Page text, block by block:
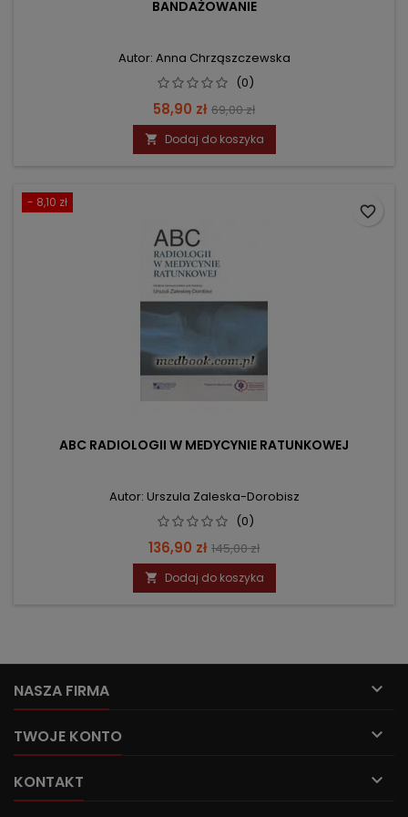
BANDAŻOWANIE
Autor: Anna Chrząszczewska
(0)
Cena
58,90 zł Cena
podstawowa
69,00 zł
 Dodaj do koszyka
- 8,10 zł
ABC RADIOLOGII W MEDYCYNIE RATUNKOWEJ
Autor: Urszula Zaleska-Dorobisz
(0)
Cena
136,90 zł Cena
podstawowa
145,00 zł
 Dodaj do koszyka
favorite_border
NASZA FIRMA 
TWOJE KONTO 
KONTAKT 